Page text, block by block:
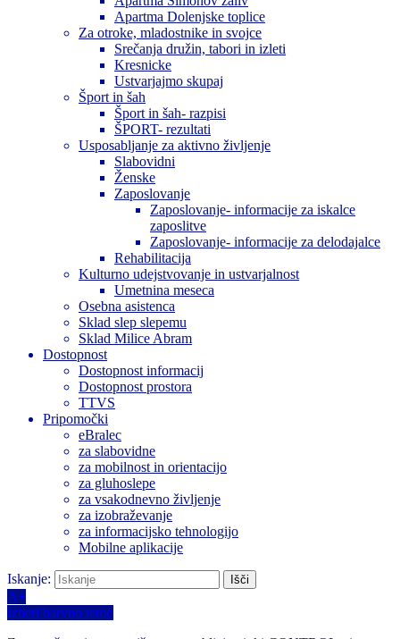
Apartma Dolenjske toplice
Za otroke, mladostnike in svojce
Srečanja družin, tabori in izleti
Kresnicke
Ustvarjajmo skupaj
Šport in šah
Šport in šah- razpisi
ŠPORT- rezultati
Usposabljanje za aktivno življenje
Slabovidni
Ženske
Zaposlovanje
Zaposlovanje- informacije za iskalce
zaposlitve
Zaposlovanje- informacije za delodajalce
Rehabilitacija
Kulturno udejstvovanje in ustvarjalnost
Umetnina meseca
Osebna asistenca
Sklad slep slepemu
Sklad Milice Abram
Dostopnost
Dostopnost informacij
Dostopnost prostora
TTVS
Pripomočki
eBralec
za slabovidne
za mobilnost in orientacijo
za gluhoslepe
za vsakodnevno življenje
za izobraževanje
za informacijsko tehnologijo
Mobilne aplikacije
Iskanje:
A+
Izberi barvno temo